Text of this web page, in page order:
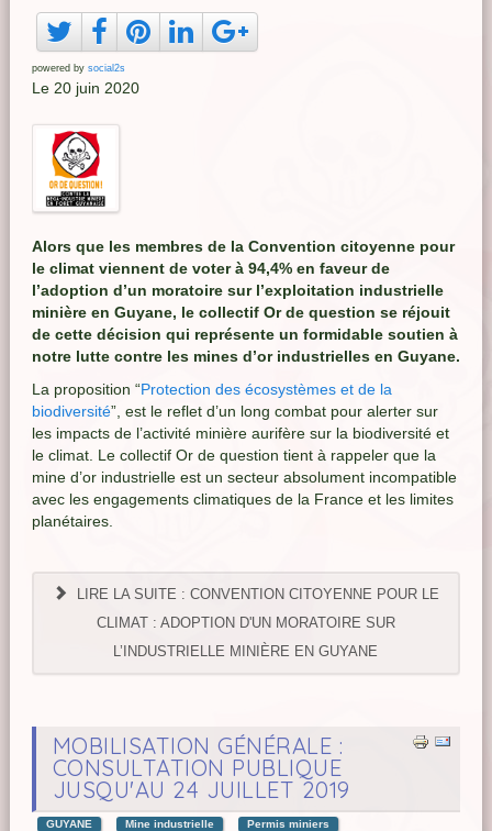
powered by social2s
Le 20 juin 2020
Alors que les membres de la Convention citoyenne pour
le climat viennent de voter à 94,4% en faveur de
l’adoption d’un moratoire sur l’exploitation industrielle
minière en Guyane, le collectif Or de question se réjouit
de cette décision qui représente un formidable soutien à
notre lutte contre les mines d’or industrielles en Guyane.
La proposition “Protection des écosystèmes et de la
biodiversité”, est le reflet d’un long combat pour alerter sur
les impacts de l’activité minière aurifère sur la biodiversité et
le climat. Le collectif Or de question tient à rappeler que la
mine d’or industrielle est un secteur absolument incompatible
avec les engagements climatiques de la France et les limites
planétaires.
LIRE LA SUITE : CONVENTION CITOYENNE POUR LE
CLIMAT : ADOPTION D'UN MORATOIRE SUR
L’INDUSTRIELLE MINIÈRE EN GUYANE
MOBILISATION GÉNÉRALE :
CONSULTATION PUBLIQUE
JUSQU'AU 24 JUILLET 2019
GUYANE Mine industrielle Permis miniers